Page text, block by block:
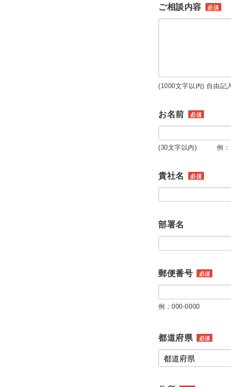
ご相談内容 必須
(1000文字以内) 自由記入
お名前 必須
(30文字以内) 例：
貴社名 必須
部署名
郵便番号 必須
例：000-0000
都道府県 必須